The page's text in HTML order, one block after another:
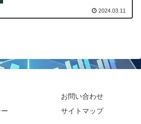
2024.03.11
お問い合わせ
サイトマップ